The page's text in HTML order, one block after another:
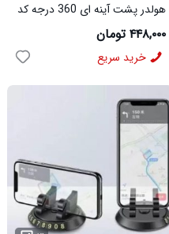
هولدر پشت آینه ای 360 درجه کد
6061
۴۴۸,۰۰۰ تومان
خرید سریع